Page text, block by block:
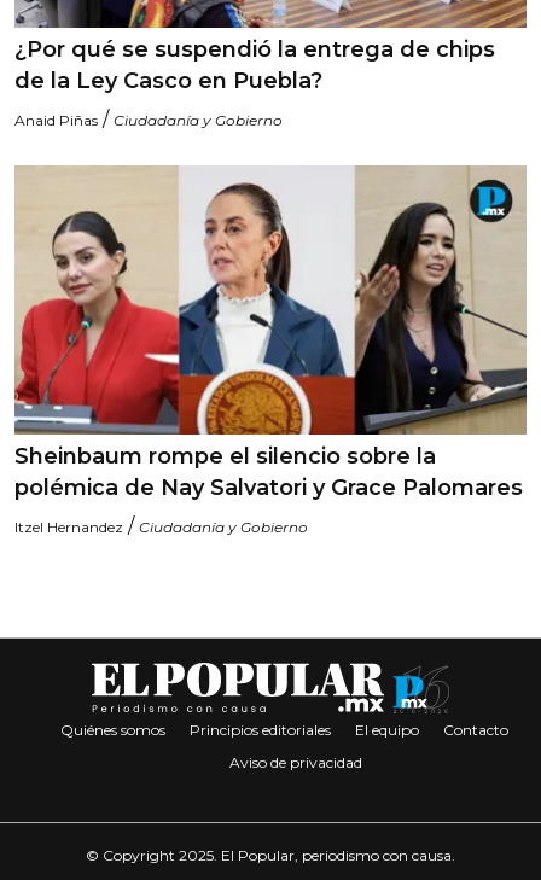
¿Por qué se suspendió la entrega de chips
de la Ley Casco en Puebla?
Anaid Piñas / Ciudadanía y Gobierno
Sheinbaum rompe el silencio sobre la
polémica de Nay Salvatori y Grace Palomares
Itzel Hernandez / Ciudadanía y Gobierno
Quiénes somos Principios editoriales El equipo
Contacto
Aviso de privacidad
© Copyright 2025. El Popular, periodismo con causa.